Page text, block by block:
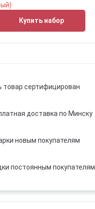
Купить набор
товар сертифицирован
доставка по Минску
новым покупателям
постоянным покупателям